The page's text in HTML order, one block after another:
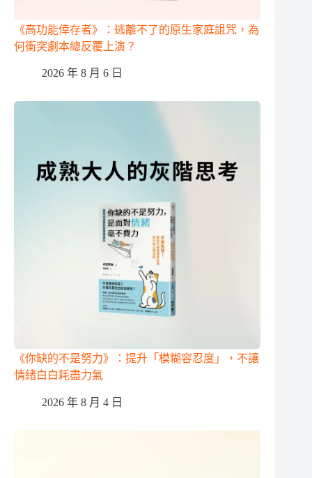
《高功能倖存者》：逃離不了的原生家庭詛咒，為
何衝突劇本總反覆上演？
2026 年 8 月 6 日
《你缺的不是努力》：提升「模糊容忍度」，不讓
情緒白白耗盡力氣
2026 年 8 月 4 日